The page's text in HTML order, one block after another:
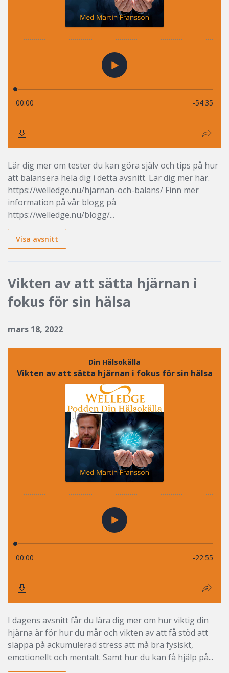
Lär dig mer om tester du kan göra själv och tips på hur
att balansera hela dig i detta avsnitt. Lär dig mer här.
https://welledge.nu/hjarnan-och-balans/ Finn mer
information på vår blogg på
https://welledge.nu/blogg/...
Visa avsnitt
Vikten av att sätta hjärnan i
fokus för sin hälsa
mars 18, 2022
I dagens avsnitt får du lära dig mer om hur viktig din
hjärna är för hur du mår och vikten av att få stöd att
släppa på ackumulerad stress att må bra fysiskt,
emotionellt och mentalt. Samt hur du kan få hjälp på...